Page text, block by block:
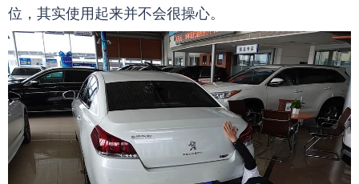
位，其实使用起来并不会很操心。